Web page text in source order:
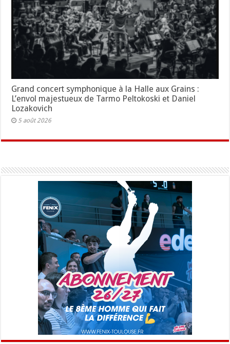
Grand concert symphonique à la Halle aux Grains :
L’envol majestueux de Tarmo Peltokoski et Daniel
Lozakovich
5 août 2026